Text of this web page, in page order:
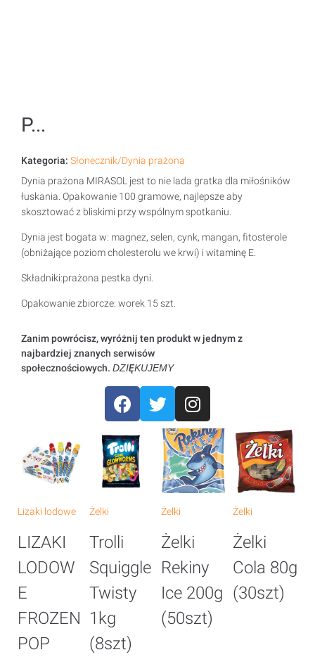
P...
Kategoria: Słonecznik/Dynia prażona
Dynia prażona MIRASOL jest to nie lada gratka dla miłośników
łuskania. Opakowanie 100 gramowe, najlepsze aby
skosztować z bliskimi przy wspólnym spotkaniu.
Dynia jest bogata w: magnez, selen, cynk, mangan, fitosterole
(obniżające poziom cholesterolu we krwi) i witaminę E.
Składniki:prażona pestka dyni.
Opakowanie zbiorcze: worek 15 szt.
Zanim powrócisz, wyróżnij ten produkt w jednym z
najbardziej znanych serwisów
społecznościowych. DZIĘKUJEMY
Lizaki lodowe
LIZAKI
LODOW
E
FROZEN
POP
Żelki
Trolli
Squiggle
Twisty
1kg
(8szt)
Żelki
Żelki
Rekiny
Ice 200g
(50szt)
Żelki
Żelki
Cola 80g
(30szt)